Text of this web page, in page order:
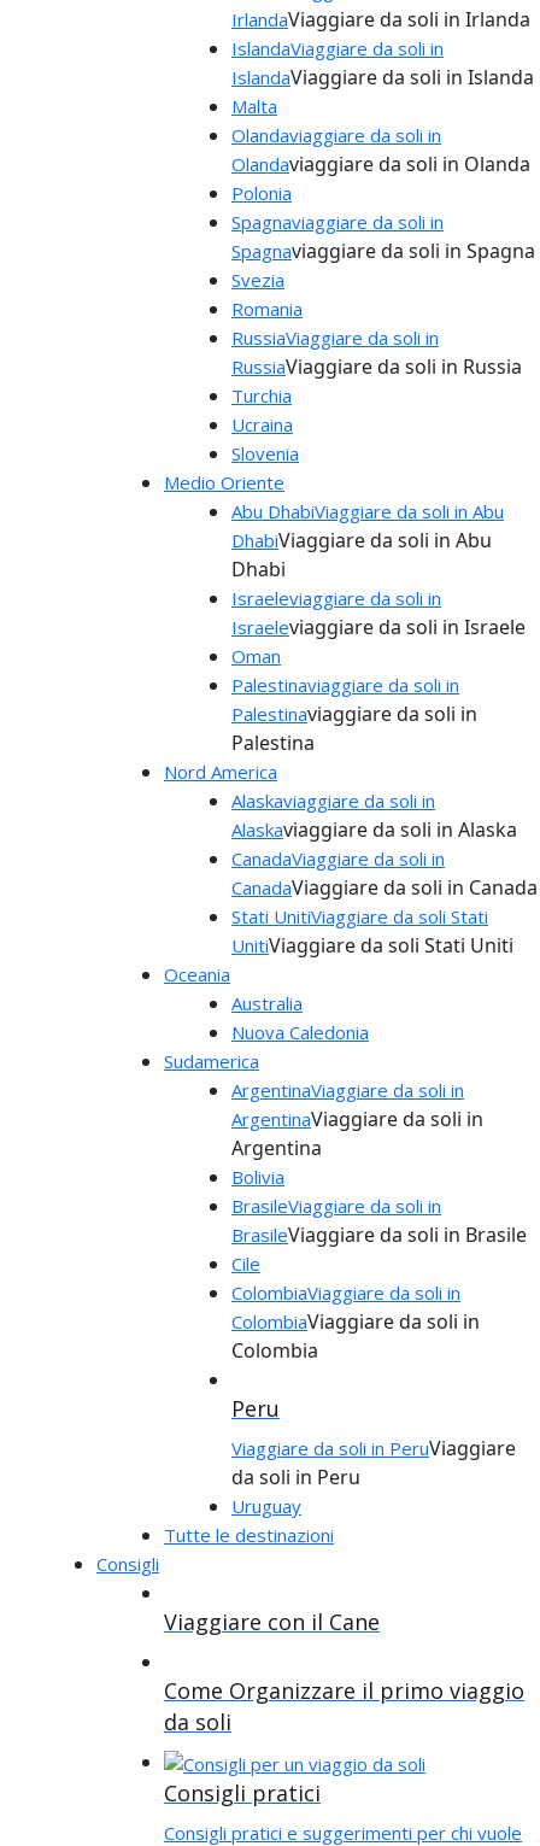
IrlandaViaggiare da soli in Irlanda
IslandaViaggiare da soli in
IslandaViaggiare da soli in Islanda
Malta
Olandaviaggiare da soli in
Olandaviaggiare da soli in Olanda
Polonia
Spagnaviaggiare da soli in
Spagnaviaggiare da soli in Spagna
Svezia
Romania
RussiaViaggiare da soli in
RussiaViaggiare da soli in Russia
Turchia
Ucraina
Slovenia
Medio Oriente
Abu DhabiViaggiare da soli in Abu
DhabiViaggiare da soli in Abu
Dhabi
Israeleviaggiare da soli in
Israeleviaggiare da soli in Israele
Oman
Palestinaviaggiare da soli in
Palestinaviaggiare da soli in
Palestina
Nord America
Alaskaviaggiare da soli in
Alaskaviaggiare da soli in Alaska
CanadaViaggiare da soli in
CanadaViaggiare da soli in Canada
Stati UnitiViaggiare da soli Stati
UnitiViaggiare da soli Stati Uniti
Oceania
Australia
Nuova Caledonia
Sudamerica
ArgentinaViaggiare da soli in
ArgentinaViaggiare da soli in
Argentina
Bolivia
BrasileViaggiare da soli in
BrasileViaggiare da soli in Brasile
Cile
ColombiaViaggiare da soli in
ColombiaViaggiare da soli in
Colombia
Peru
Viaggiare da soli in PeruViaggiare
da soli in Peru
Uruguay
Tutte le destinazioni
Consigli
Viaggiare con il Cane
Come Organizzare il primo viaggio
da soli
Consigli pratici
Consigli pratici e suggerimenti per chi vuole